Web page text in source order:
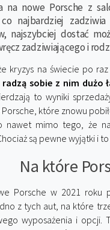
na nowe Porsche z
co najbardziej
najszybciej dostać
zadziwiającego i
kryzys na świecie po
radzą sobie z nim dużo
to wyniki
które znowu
nawet mimo tego, że
są pewne wyjątki i
Na które
Porsche w 2021 roku
z tych aut, na które
wyposażenia i